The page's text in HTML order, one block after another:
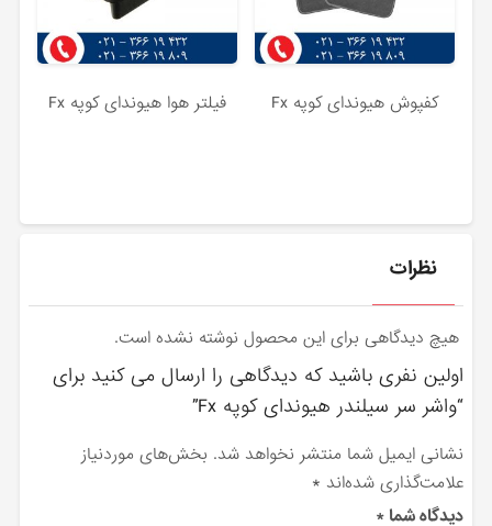
کفپوش هیوندای کوپه Fx فیلتر هوا هیوندای کوپه Fx
نظرات
هیچ دیدگاهی برای این محصول نوشته نشده است.
اولین نفری باشید که دیدگاهی را ارسال می کنید برای
“واشر سر سیلندر هیوندای کوپه Fx”
نشانی ایمیل شما منتشر نخواهد شد. بخش‌های موردنیاز
علامت‌گذاری شده‌اند *
دیدگاه شما*